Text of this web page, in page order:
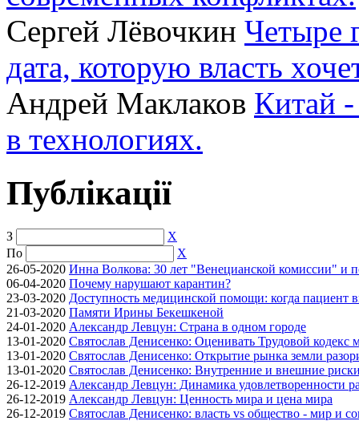
Сергей Лёвочкин Четыре
дата, которую власть
Андрей Маклаков Китай
в технологиях.
Публікації
З
X
По
X
26-05-2020 Инна Волкова: 30 лет "Венецианской комиссии" и
06-04-2020 Почему нарушают карантин?
23-03-2020 Доступность медицинской помощи: когда пациент
21-03-2020 Памяти Ирины Бекешкеной
24-01-2020 Александр Левцун: Страна в одном городе
13-01-2020 Святослав Денисенко: Оценивать Трудовой кодекс
13-01-2020 Святослав Денисенко: Открытие рынка земли
13-01-2020 Святослав Денисенко: Внутренние и внешние
26-12-2019 Александр Левцун: Динамика удовлетворенности
26-12-2019 Александр Левцун: Ценность мира и цена мира
26-12-2019 Святослав Денисенко: власть vs общество - мир и